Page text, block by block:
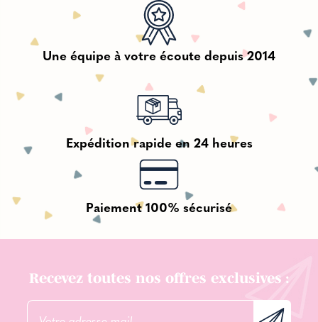
Une équipe à votre écoute depuis 2014
Expédition rapide en 24 heures
Paiement 100% sécurisé
Recevez toutes nos offres exclusives :